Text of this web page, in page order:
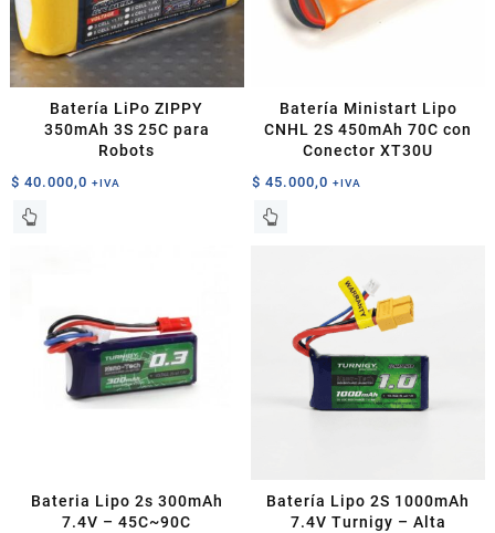
Batería LiPo ZIPPY
350mAh 3S 25C para
Robots
$ 40.000,0 +IVA
Batería Ministart Lipo
CNHL 2S 450mAh 70C con
Conector XT30U
$ 45.000,0 +IVA
Bateria Lipo 2s 300mAh
7.4V – 45C~90C
Batería Lipo 2S 1000mAh
7.4V Turnigy – Alta